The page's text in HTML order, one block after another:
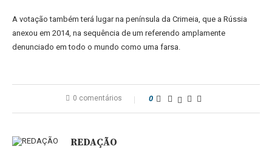
A votação também terá lugar na península da Crimeia, que a Rússia
anexou em 2014, na sequência de um referendo amplamente
denunciado em todo o mundo como uma farsa.
0 comentários 0
REDAÇÃO